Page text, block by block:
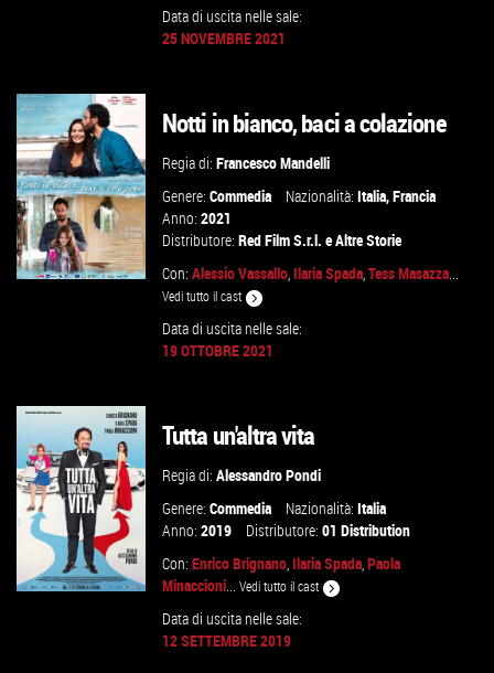
VAI ALLA SCHEDA
Data di uscita nelle sale:
25 NOVEMBRE 2021
VAI ALLA SCHEDA
Notti in bianco, baci a colazione
Regia di:Francesco Mandelli
Genere:Commedia Nazionalità:Italia,Francia
Anno:2021
Distributore:Red Film S.r.l. eAltre Storie
Con:Alessio Vassallo,Ilaria Spada,Tess Masazza...
Vedi tutto il cast
Data di uscita nelle sale:
19 OTTOBRE 2021
Tutta un'altra vita
Regia di:Alessandro Pondi
Genere:Commedia Nazionalità:Italia
Anno:2019 Distributore:01 Distribution
Con:Enrico Brignano,Ilaria Spada,Paola
Minaccioni...Vedi tutto il cast
Data di uscita nelle sale:
12 SETTEMBRE 2019